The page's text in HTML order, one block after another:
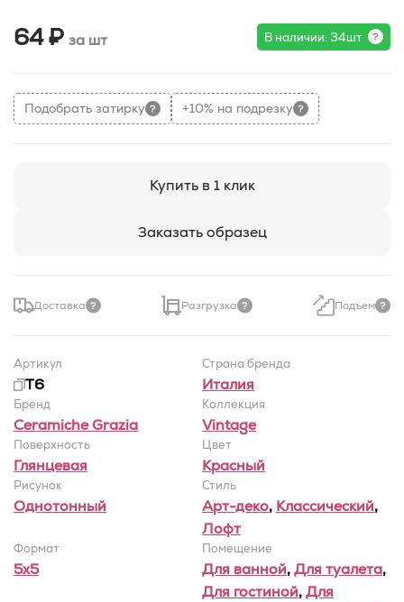
64 ₽ за шт В наличии: 34шт
Подобрать затирку +10% на подрезку
Купить в 1 клик
Заказать образец
Доставка Разгрузка Подъем
Артикул
T6
Страна бренда
Италия
Бренд
Ceramiche Grazia
Коллекция
Vintage
Поверхность
Глянцевая
Цвет
Красный
Рисунок
Однотонный
Стиль
Арт-деко, Классический,
Лофт
Формат
5x5
Помещение
Для ванной,Для туалета,
Для гостиной,Для